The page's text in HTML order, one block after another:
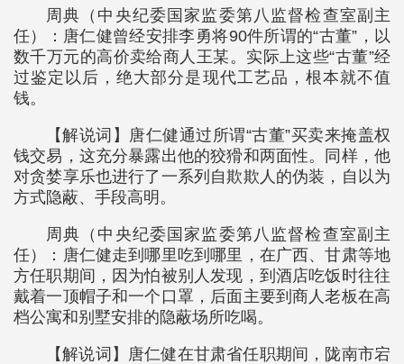
周典（中央纪委国家监委第八监督检查室副主
任）：唐仁健曾经安排李勇将90件所谓的“古董”，以
数千万元的高价卖给商人王某。实际上这些“古董”经
过鉴定以后，绝大部分是现代工艺品，根本就不值
钱。
【解说词】唐仁健通过所谓“古董”买卖来掩盖权
钱交易，这充分暴露出他的狡猾和两面性。同样，他
对贪婪享乐也进行了一系列自欺欺人的伪装，自以为
方式隐蔽、手段高明。
周典（中央纪委国家监委第八监督检查室副主
任）：唐仁健走到哪里吃到哪里，在广西、甘肃等地
方任职期间，因为怕被别人发现，到酒店吃饭时往往
戴着一顶帽子和一个口罩，后面主要到商人老板在高
档公寓和别墅安排的隐蔽场所吃喝。
【解说词】唐仁健在甘肃省任职期间，陇南市宕